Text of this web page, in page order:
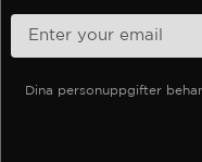
Dina personuppgifter